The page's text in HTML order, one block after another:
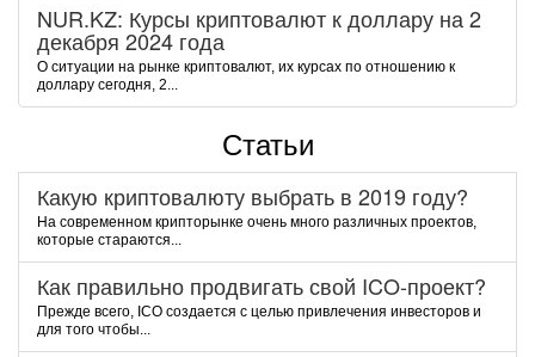
NUR.KZ: Курсы криптовалют к доллару на 2
декабря 2024 года
О ситуации на рынке криптовалют, их курсах по отношению к
доллару сегодня, 2...
Статьи
Какую криптовалюту выбрать в 2019 году?
На современном крипторынке очень много различных проектов,
которые стараются...
Как правильно продвигать свой ICO-проект?
Прежде всего, ICO создается с целью привлечения инвесторов и
для того чтобы...